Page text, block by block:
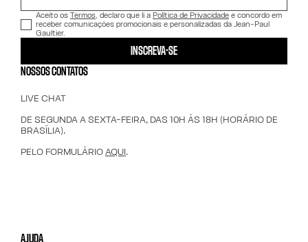
Aceito os Termos, declaro que li a Política de Privacidade e concordo em
receber comunicações promocionais e personalizadas da Jean-Paul
Gaultier.
INSCREVA-SE
NOSSOS CONTATOS
LIVE CHAT
DE SEGUNDA A SEXTA-FEIRA, DAS 10H ÀS 18H (HORÁRIO DE
BRASÍLIA).
PELO FORMULÁRIOAQUI.
AJUDA